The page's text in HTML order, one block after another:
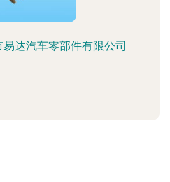
达汽车零部件有限公司